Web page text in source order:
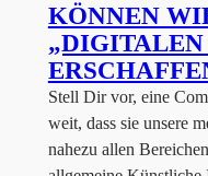
KÖNNEN
„DIGITALEN
Stell Dir vor, eine
weit, dass sie unsere
nahezu allen